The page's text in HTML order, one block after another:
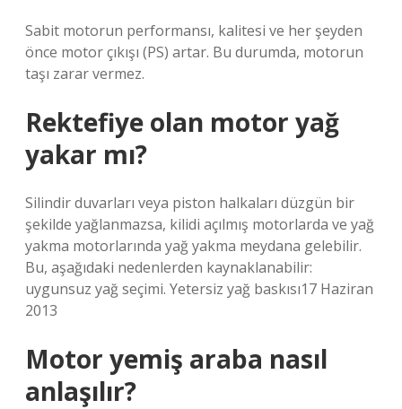
Sabit motorun performansı, kalitesi ve her şeyden
önce motor çıkışı (PS) artar. Bu durumda, motorun
taşı zarar vermez.
Rektefiye olan motor yağ
yakar mı?
Silindir duvarları veya piston halkaları düzgün bir
şekilde yağlanmazsa, kilidi açılmış motorlarda ve yağ
yakma motorlarında yağ yakma meydana gelebilir.
Bu, aşağıdaki nedenlerden kaynaklanabilir:
uygunsuz yağ seçimi. Yetersiz yağ baskısı17 Haziran
2013
Motor yemiş araba nasıl
anlaşılır?